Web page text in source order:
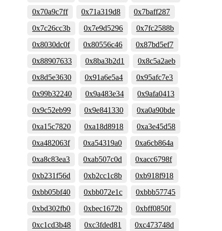
0x70a9c7ff
0x71a319d8
0x7baff287
0x7c26cc3b
0x7e9d5296
0x7fc2588b
0x8030dc0f
0x80556c46
0x87bd5ef7
0x88907633
0x8ba3b2d1
0x8c5a2aeb
0x8d5e3630
0x91a6e5a4
0x95afc7e3
0x99b32240
0x9a483e34
0x9afa0413
0x9c52eb99
0x9e841330
0xa0a90bde
0xa15c7820
0xa18d8918
0xa3e45d58
0xa482063f
0xa54319a0
0xa6cb864a
0xa8c83ea3
0xab507c0d
0xacc6798f
0xb231f56d
0xb2cc1c8b
0xb918f918
0xbb05bf40
0xbb072e1c
0xbbb57745
0xbd302fb0
0xbec1672b
0xbff0850f
0xc1cd3b48
0xc3fded81
0xc473748d